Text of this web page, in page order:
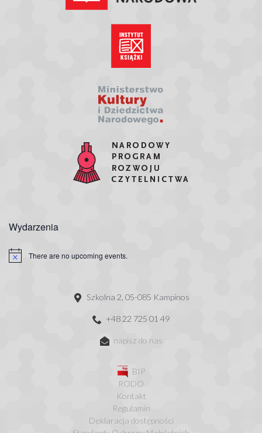
Wydarzenia
There are no upcoming events.
Szkolna 2, 05-085 Kampinos
+48 22 725 01 49
napisz do nas
BIP
RODO
Kontakt
Regulamin
Deklaracja dostępności